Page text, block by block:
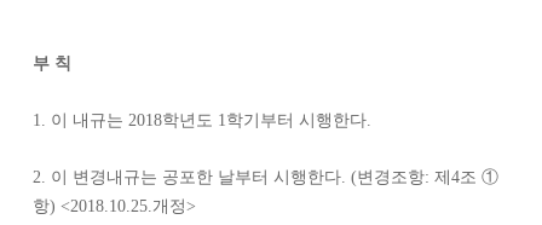
부 칙
1. 이 내규는2018학년도 1학기부터 시행한다.
2. 이 변경내규는 공포한 날부터 시행한다. (변경조항:제4조①
항) <2018.10.25.개정>